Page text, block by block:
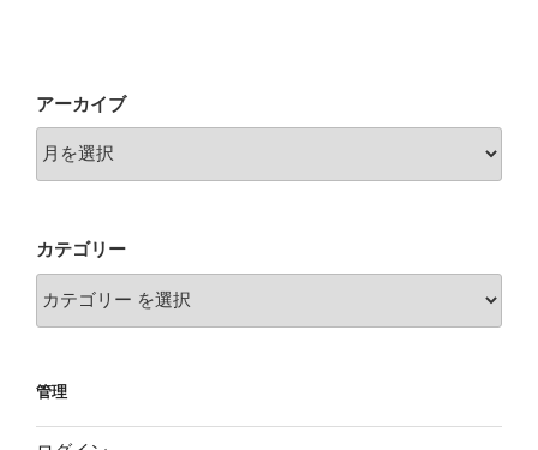
ン
アーカイブ
カテゴリー
管理